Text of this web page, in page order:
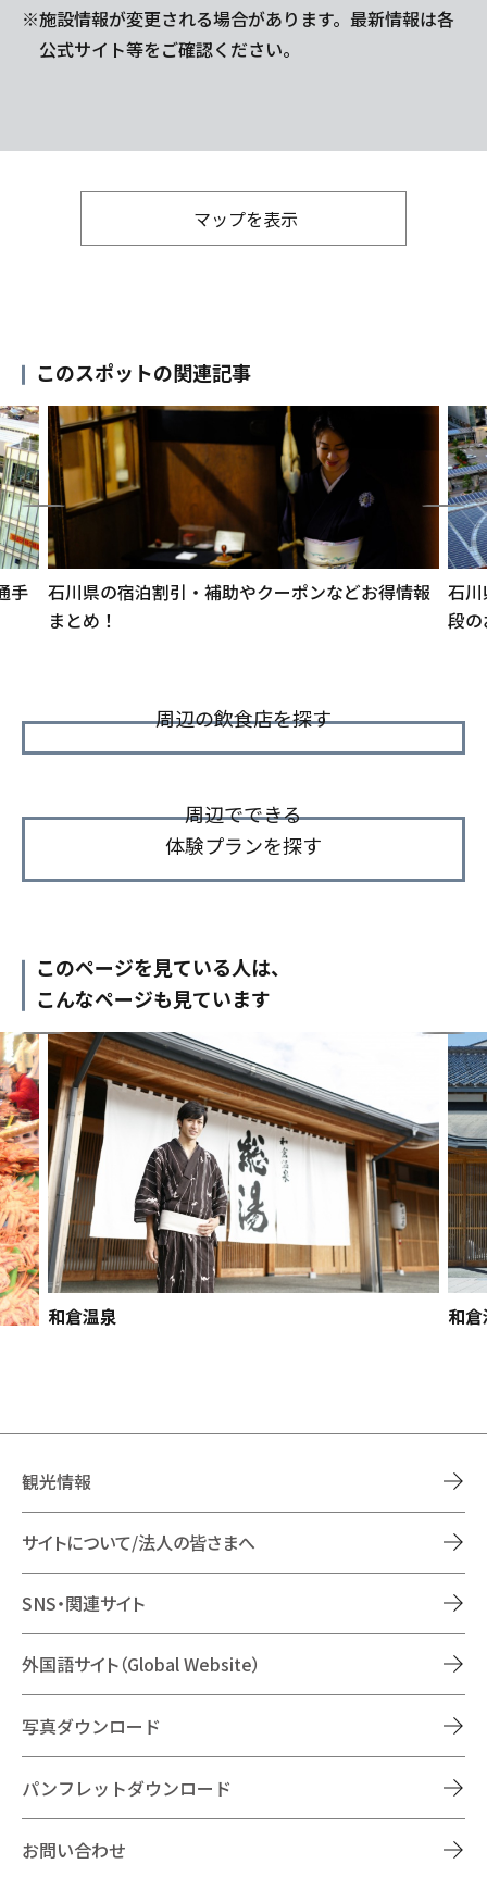
※施設情報が変更される場合があります。最新情報は各
公式サイト等をご確認ください。
マップを表示
このスポットの関連記事
手
石川県の宿泊割引・補助やクーポンなどお得情報
まとめ！
石
段
周辺の飲食店を探す
周辺でできる
体験プランを探す
このページを見ている人は、
こんなページも見ています
和倉温泉 和
観光情報
サイトについて/法人の皆さまへ
SNS・関連サイト
外国語サイト（Global Website）
写真ダウンロード
パンフレットダウンロード
お問い合わせ